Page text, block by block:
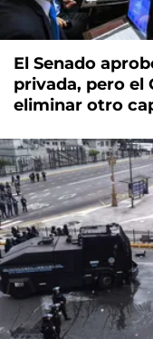
El Senado
privada, pero el
eliminar otro